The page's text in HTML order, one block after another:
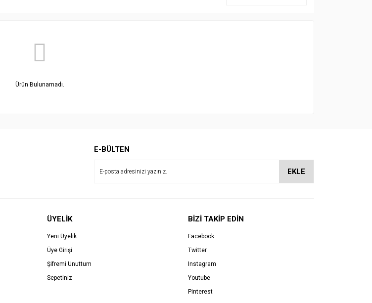
Ürün Bulunamadı.
E-BÜLTEN
EKLE
ÜYELİK
Yeni Üyelik
Üye Girişi
Şifremi Unuttum
Sepetiniz
BİZİ TAKİP EDİN
Facebook
Twitter
Instagram
Youtube
Pinterest